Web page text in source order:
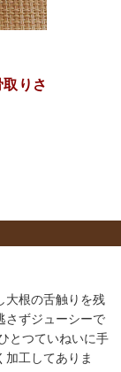
大根の舌触りを残
さずジューシーで
とつていねいに手
加工してありま